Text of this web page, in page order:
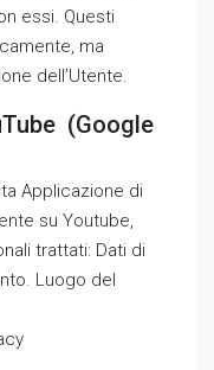
essi. Questi
ma
dell’Utente.
(Google
Applicazione di
su Youtube,
trattati: Dati di
Luogo del